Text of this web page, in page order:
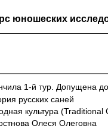
юношеских
1-й тур. Допущена
русских саней
культура (Traditional
Олеся Олеговна